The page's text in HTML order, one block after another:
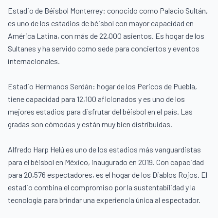
Estadio de Béisbol Monterrey: conocido como Palacio Sultán,
es uno de los estadios de béisbol con mayor capacidad en
América Latina, con más de 22,000 asientos. Es hogar de los
Sultanes y ha servido como sede para conciertos y eventos
internacionales.
Estadio Hermanos Serdán: hogar de los Pericos de Puebla,
tiene capacidad para 12,100 aficionados y es uno de los
mejores estadios para disfrutar del béisbol en el país. Las
gradas son cómodas y están muy bien distribuidas.
Alfredo Harp Helú es uno de los estadios más vanguardistas
para el béisbol en México, inaugurado en 2019. Con capacidad
para 20,576 espectadores, es el hogar de los Diablos Rojos. El
estadio combina el compromiso por la sustentabilidad y la
tecnología para brindar una experiencia única al espectador.